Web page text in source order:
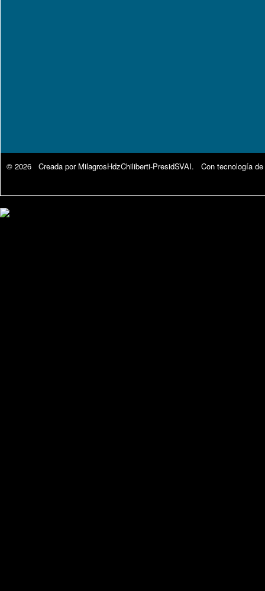
© 2026 Creada por MilagrosHdzChiliberti-PresidSVAI. Con tecnología de